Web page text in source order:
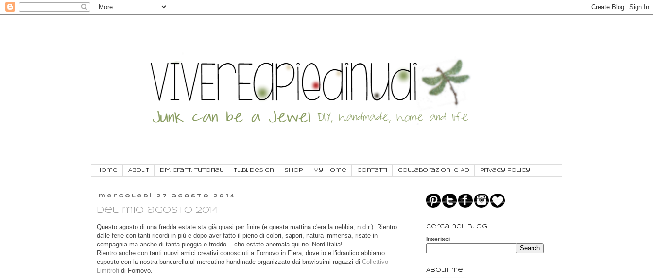
Home About DIY, craft, tutorial Tu.Bi. Design SHOP My Home Contatti Collaborazioni e AD Privacy Policy
mercoledì 27 agosto 2014
Del mio agosto 2014
Questo agosto di una fredda estate sta già quasi per finire (e questa mattina c'era la nebbia, n.d.r.). Rientro
dalle ferie con tanti ricordi in più e dopo aver fatto il pieno di colori, sapori, natura immensa, risate in
compagnia ma anche di tanta pioggia e freddo... che estate anomala qui nel Nord Italia!
Rientro anche con tanti nuovi amici creativi conosciuti a Fornovo in Fiera, dove io e l'idraulico abbiamo
esposto con la nostra bancarella al mercatino handmade organizzato dai bravissimi ragazzi di Collettivo
Limitrofi di Fornovo.
Cerca nel blog
Inserisci
About me